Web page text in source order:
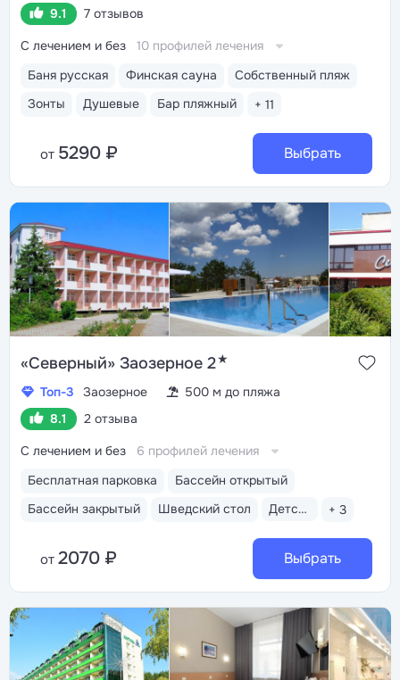
9.1
7 отзывов
Баня русская Финская сауна
Собственный пляж
Зонты
Душевые Бар пляжный + 11
С лечением и без 10 профилей лечения
от 5290 ₽ Выбрать
«Северный» Заозерное 2★
Топ-3 Заозерное
500 м до пляжа
8.1
2 отзыва
Бесплатная парковка
Бассейн открытый
Бассейн закрытый
Шведский стол Детская комната + 3
С лечением и без 6 профилей лечения
от 2070 ₽ Выбрать